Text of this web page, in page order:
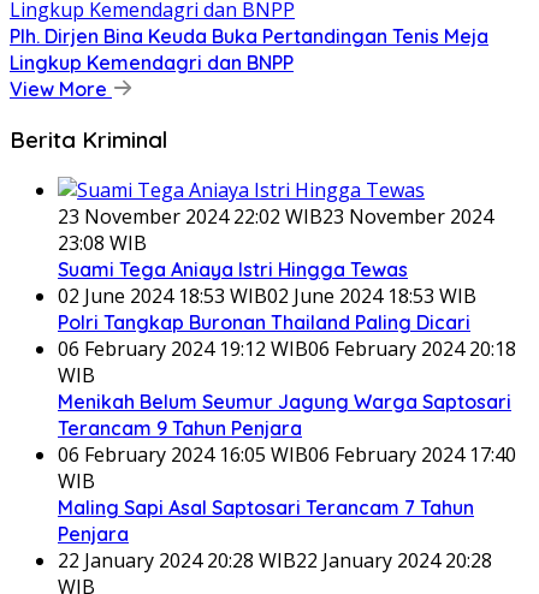
Plh. Dirjen Bina Keuda Buka Pertandingan Tenis Meja
Lingkup Kemendagri dan BNPP
View More
Berita Kriminal
23 November 2024 22:02 WIB23 November 2024
23:08 WIB
Suami Tega Aniaya Istri Hingga Tewas
02 June 2024 18:53 WIB02 June 2024 18:53 WIB
Polri Tangkap Buronan Thailand Paling Dicari
06 February 2024 19:12 WIB06 February 2024 20:18
WIB
Menikah Belum Seumur Jagung Warga Saptosari
Terancam 9 Tahun Penjara
06 February 2024 16:05 WIB06 February 2024 17:40
WIB
Maling Sapi Asal Saptosari Terancam 7 Tahun
Penjara
22 January 2024 20:28 WIB22 January 2024 20:28
WIB